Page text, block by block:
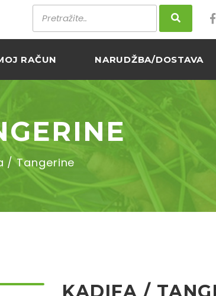
RAČUN NARUDŽBA/DOSTAVA
/ Tangerine
KADIFA /